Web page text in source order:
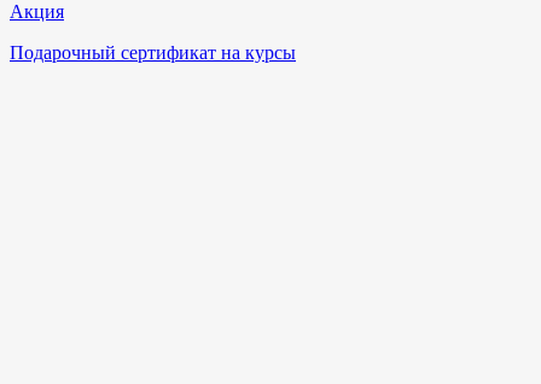
Акция
Подарочный сертификат на курсы